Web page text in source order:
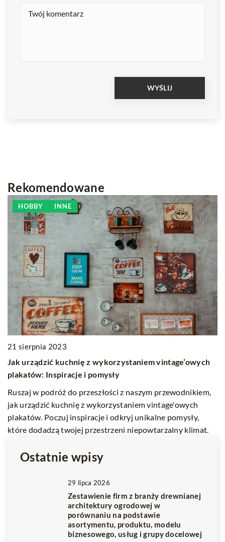
Rekomendowane
HOBBY INNE
21 sierpnia 2023
Jak urządzić kuchnię z wykorzystaniem vintage’owych
plakatów: Inspiracje i pomysły
Ruszaj w podróż do przeszłości z naszym przewodnikiem,
jak urządzić kuchnię z wykorzystaniem vintage'owych
plakatów. Poczuj inspiracje i odkryj unikalne pomysły,
które dodadzą twojej przestrzeni niepowtarzalny klimat.
Ostatnie wpisy
29 lipca 2026
Zestawienie firm z branży drewnianej
architektury ogrodowej w
porównaniu na podstawie
asortymentu, produktu, modelu
biznesowego, usług i grupy docelowej